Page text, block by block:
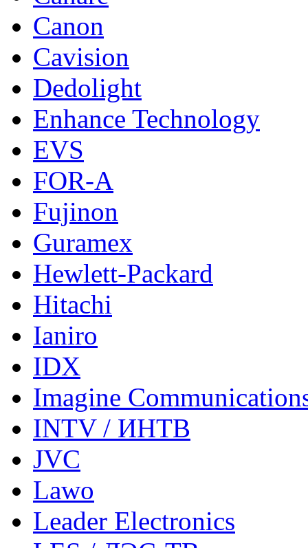
Canon
Cavision
Dedolight
Enhance Technology
EVS
FOR-A
Fujinon
Guramex
Hewlett-Packard
Hitachi
Ianiro
IDX
Imagine
INTV / ИНТВ
JVC
Lawo
Leader Electronics